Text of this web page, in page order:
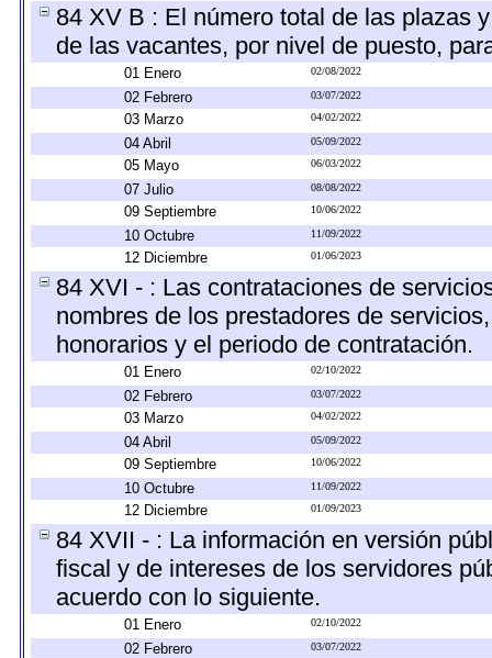
84 XV B : El número total de las plazas
de las vacantes, por nivel de puesto,
01 Enero 02/08/2022
02 Febrero 03/07/2022
03 Marzo 04/02/2022
04 Abril 05/09/2022
05 Mayo 06/03/2022
07 Julio 08/08/2022
09 Septiembre 10/06/2022
10 Octubre 11/09/2022
12 Diciembre 01/06/2023
84 XVI - : Las contrataciones de
nombres de los prestadores de
honorarios y el periodo de contratación.
01 Enero 02/10/2022
02 Febrero 03/07/2022
03 Marzo 04/02/2022
04 Abril 05/09/2022
09 Septiembre 10/06/2022
10 Octubre 11/09/2022
12 Diciembre 01/09/2023
84 XVII - : La información en versión
fiscal y de intereses de los servidores
acuerdo con lo siguiente.
01 Enero 02/10/2022
02 Febrero 03/07/2022